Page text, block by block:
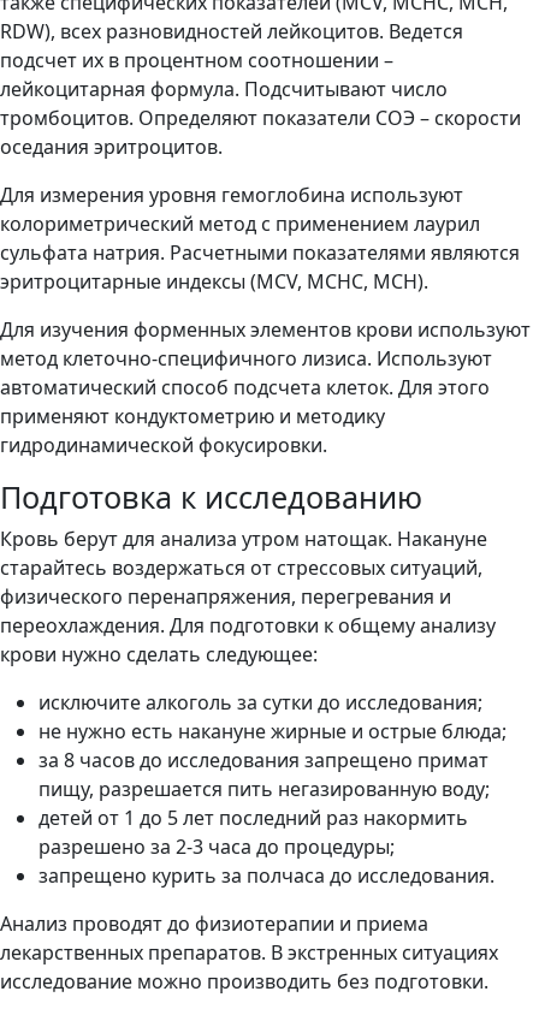
RDW), всех разновидностей лейкоцитов. Ведется
подсчет их в процентном соотношении –
лейкоцитарная формула. Подсчитывают число
тромбоцитов. Определяют показатели СОЭ – скорости
оседания эритроцитов.
Для измерения уровня гемоглобина используют
колориметрический метод с применением лаурил
сульфата натрия. Расчетными показателями являются
эритроцитарные индексы (MCV, MCHC, MCH).
Для изучения форменных элементов крови используют
метод клеточно-специфичного лизиса. Используют
автоматический способ подсчета клеток. Для этого
применяют кондуктометрию и методику
гидродинамической фокусировки.
Подготовка к исследованию
Кровь берут для анализа утром натощак. Накануне
старайтесь воздержаться от стрессовых ситуаций,
физического перенапряжения, перегревания и
переохлаждения. Для подготовки к общему анализу
крови нужно сделать следующее:
исключите алкоголь за сутки до исследования;
не нужно есть накануне жирные и острые блюда;
за 8 часов до исследования запрещено примат
пищу, разрешается пить негазированную воду;
детей от 1 до 5 лет последний раз накормить
разрешено за 2-3 часа до процедуры;
запрещено курить за полчаса до исследования.
Анализ проводят до физиотерапии и приема
лекарственных препаратов. В экстренных ситуациях
исследование можно производить без подготовки.